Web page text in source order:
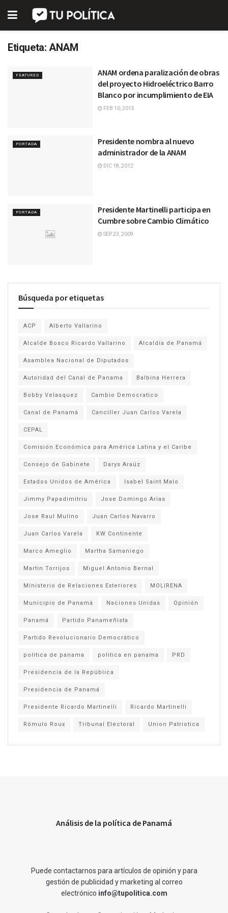
Etiqueta: ANAM
FEATURED
ANAM ordena paralización de obras
del proyecto Hidroeléctrico Barro
Blanco por incumplimiento de EIA
FEB 10, 2015
PORTADA
Presidente nombra al nuevo
administrador de la ANAM
DIC 18, 2012
PORTADA
Presidente Martinelli participa en
Cumbre sobre Cambio Climático
SEP 23, 2009
Búsqueda por etiquetas
ACP Alberto Vallarino
Alcalde Bosco Ricardo Vallarino Alcaldía de Panamá
Asamblea Nacional de Diputados
Autoridad del Canal de Panama Balbina Herrera
Bobby Velasquez Cambio Democratico
Canal de Panamá Canciller Juan Carlos Varela
CEPAL
Comisión Económica para América Latina y el Caribe
Consejo de Gabinete Darys Araúz
Estados Unidos de América Isabel Saint Malo
Jimmy Papadimitriu Jose Domingo Arias
Jose Raul Mulino Juan Carlos Navarro
Juan Carlos Varela KW Continente
Marco Ameglio Martha Samaniego
Martin Torrijos Miguel Antonio Bernal
Ministerio de Relaciones Exteriores MOLIRENA
Municipio de Panamá Naciones Unidas Opinión
Panamá Partido Panameñista
Partido Revolucionario Democrático
politica de panama politica en panama PRD
Presidencia de la República
Presidencia de Panamá
Presidente Ricardo Martinelli Ricardo Martinelli
Rómulo Roux Tribunal Electoral Union Patriotica
Análisis de la política de Panamá
Puede contactarnos para artículos de opinión y para
gestión de publicidad y marketing al correo
electrónico info@tupolitica.com